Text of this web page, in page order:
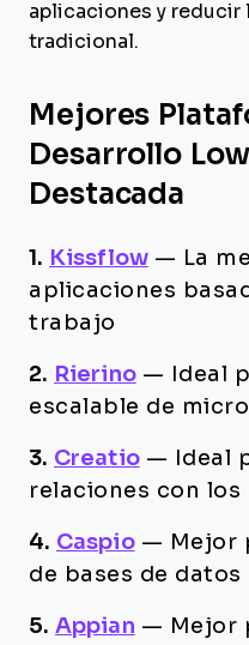
aplicaciones y
tradicional.
Mejores
Desarrollo
Destacada
1. Kissflow — La
aplicaciones
trabajo
2. Rierino —
Ideal
escalable de
3. Creatio —
Ideal
relaciones con los
4. Caspio — Mejor
de bases de datos
5. Appian — Mejor